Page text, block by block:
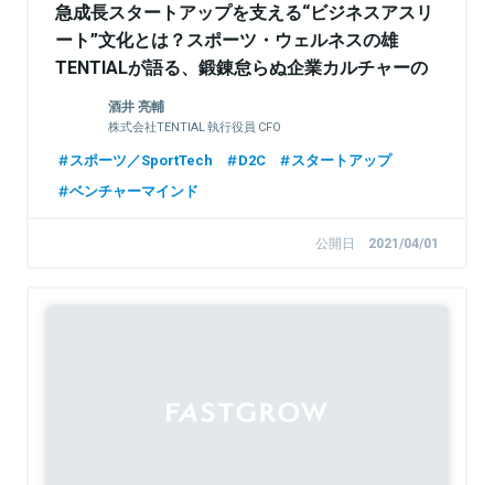
急成長スタートアップを支える“ビジネスアスリ
ート”文化とは？スポーツ・ウェルネスの雄
TENTIALが語る、鍛錬怠らぬ企業カルチャーの
つくりかた
酒井 亮輔
株式会社TENTIAL 執行役員 CFO
スポーツ／SportTech D2C
スタートアップ
ベンチャーマインド
公開日 2021/04/01